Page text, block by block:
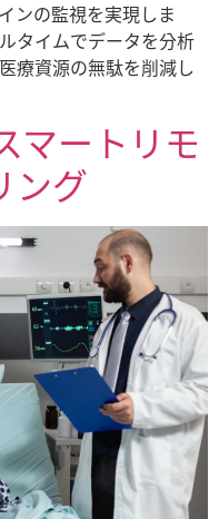
ンの監視を実現しま
タイムでデータを分析
療資源の無駄を削減し
マートリモ
ング